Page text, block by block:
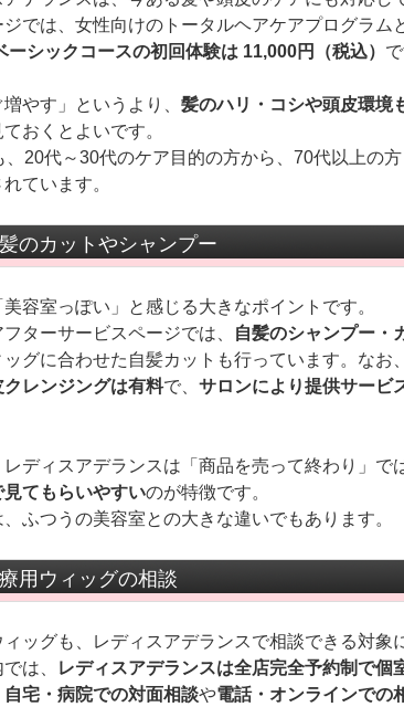
では、女性向けのトータルヘアケアプログラム
ーシックコースの初回体験は 11,000円（税込） で
増やす」というより、 髪のハリ・コシや頭皮環境
おくとよいです。
、20代～30代のケア目的の方から、70代以上の
ています。
のカットやシャンプー
美容室っぽい」と感じる大きなポイントです。
ターサービスページでは、
自髪のシャンプー・
ッグに合わせた自髪カットも行っています。なお
クレンジングは有料で、 サロンにより提供サービ
ディスアデランスは「商品を売って終わり」で
見てもらいやすいのが特徴です。
、ふつうの美容室との大きな違いでもあります。
用ウィッグの相談
ィッグも、レディスアデランスで相談できる対象
は、
レディスアデランスは全店完全予約制で個
自宅・病院での対面相談や電話・オンラインでの